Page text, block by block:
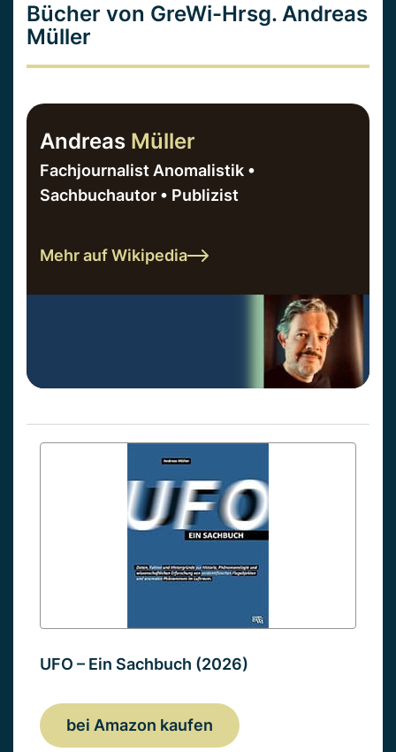
Bücher von GreWi-Hrsg. Andreas
Müller
Andreas Müller
Fachjournalist Anomalistik •
Sachbuchautor • Publizist
Mehr auf Wikipedia
UFO – Ein Sachbuch (2026)
bei Amazon kaufen